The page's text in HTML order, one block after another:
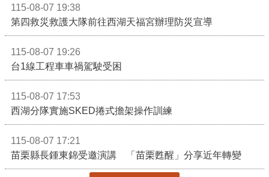
115-08-07 19:38
第四救災救護大隊前往西湖天福宮辦理防災宣導
115-08-07 19:26
台1線工程車車禍駕駛受困
115-08-07 17:53
西湖分隊實施SKED捲式擔架操作訓練
115-08-07 17:21
苗栗縣長鍾東錦受邀演講 「苗栗甦醒」分享近年轉變